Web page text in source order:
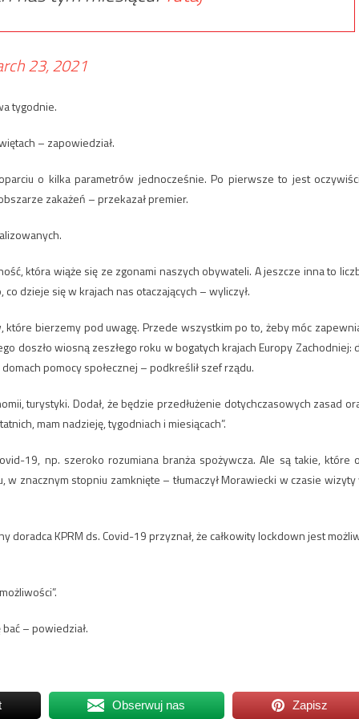
23, 2021
tygodnie.
– zapowiedział.
o kilka parametrów jednocześnie. Po pierwsze to jest
zakażeń – przekazał premier.
która wiąże się ze zgonami naszych obywateli. A jeszcze inna to
dzieje się w krajach nas otaczających – wyliczył.
bierzemy pod uwagę. Przede wszystkim po to, żeby móc
doszło wiosną zeszłego roku w bogatych krajach Europy Zachodniej:
pomocy społecznej – podkreślił szef rządu.
turystyki. Dodał, że będzie przedłużenie dotychczasowych zasad
mam nadzieję, tygodniach i miesiącach”.
19, np. szeroko rozumiana branża spożywcza. Ale są takie, które
znacznym stopniu zamknięte – tłumaczył Morawiecki w czasie wizyty
doradca KPRM ds. Covid-19 przyznał, że całkowity lockdown jest
– powiedział.
Obserwuj nas Zapisz